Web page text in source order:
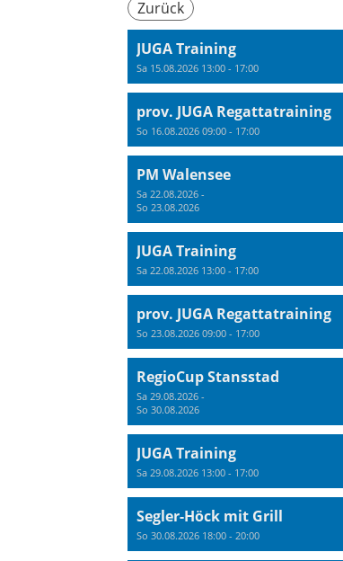
Zurück
JUGA Training
Sa 15.08.2026 13:00 - 17:00
prov. JUGA Regattatraining
So 16.08.2026 09:00 - 17:00
PM Walensee
Sa 22.08.2026 -
So 23.08.2026
JUGA Training
Sa 22.08.2026 13:00 - 17:00
prov. JUGA Regattatraining
So 23.08.2026 09:00 - 17:00
RegioCup Stansstad
Sa 29.08.2026 -
So 30.08.2026
JUGA Training
Sa 29.08.2026 13:00 - 17:00
Segler-Höck mit Grill
So 30.08.2026 18:00 - 20:00